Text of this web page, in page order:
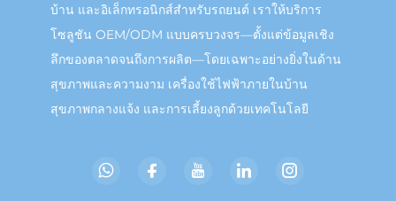
บ้าน และอิเล็กทรอนิกส์สำหรับรถยนต์ เราให้บริการ
โซลูชัน OEM/ODM แบบครบวงจร—ตั้งแต่ข้อมูลเชิง
ลึกของตลาดจนถึงการผลิต—โดยเฉพาะอย่างยิ่งในด้าน
สุขภาพและความงาม เครื่องใช้ไฟฟ้าภายในบ้าน
สุขภาพกลางแจ้ง และการเลี้ยงลูกด้วยเทคโนโลยี